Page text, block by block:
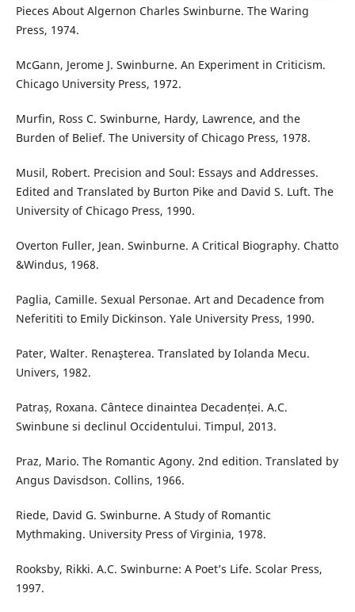
Pieces About Algernon Charles Swinburne. The Waring
Press, 1974.
McGann, Jerome J. Swinburne. An Experiment in Criticism.
Chicago University Press, 1972.
Murfin, Ross C. Swinburne, Hardy, Lawrence, and the
Burden of Belief. The University of Chicago Press, 1978.
Musil, Robert. Precision and Soul: Essays and Addresses.
Edited and Translated by Burton Pike and David S. Luft. The
University of Chicago Press, 1990.
Overton Fuller, Jean. Swinburne. A Critical Biography. Chatto
&Windus, 1968.
Paglia, Camille. Sexual Personae. Art and Decadence from
Neferititi to Emily Dickinson. Yale University Press, 1990.
Pater, Walter. Renaşterea. Translated by Iolanda Mecu.
Univers, 1982.
Patraș, Roxana. Cântece dinaintea Decadenței. A.C.
Swinbune si declinul Occidentului. Timpul, 2013.
Praz, Mario. The Romantic Agony. 2nd edition. Translated by
Angus Davisdson. Collins, 1966.
Riede, David G. Swinburne. A Study of Romantic
Mythmaking. University Press of Virginia, 1978.
Rooksby, Rikki. A.C. Swinburne: A Poet’s Life. Scolar Press,
1997.